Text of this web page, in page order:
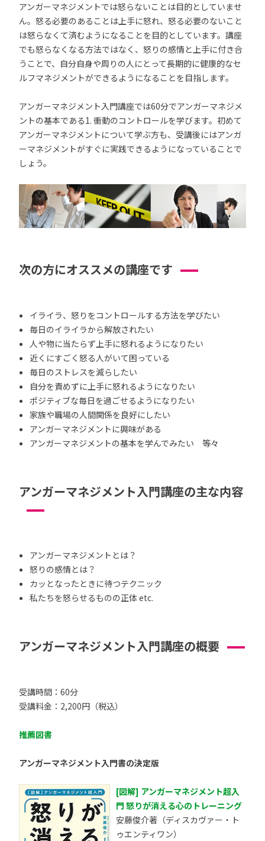
アンガーマネジメントでは怒らないことは目的としていませ
ん。怒る必要のあることは上手に怒れ、怒る必要のないこと
は怒らなくて済むようになることを目的としています。講座
でも怒らなくなる方法ではなく、怒りの感情と上手に付き合
うことで、自分自身や周りの人にとって長期的に健康的なセ
ルフマネジメントができるようになることを目指します。
アンガーマネジメント入門講座では60分でアンガーマネジメ
ントの基本である1. 衝動のコントロールを学びます。初めて
アンガーマネジメントについて学ぶ方も、受講後にはアンガ
ーマネジメントがすぐに実践できるようになっていることで
しょう。
次の方にオススメの講座です
イライラ、怒りをコントロールする方法を学びたい
毎日のイライラから解放されたい
人や物に当たらず上手に怒れるようになりたい
近くにすごく怒る人がいて困っている
毎日のストレスを減らしたい
自分を責めずに上手に怒れるようになりたい
ポジティブな毎日を過ごせるようになりたい
家族や職場の人間関係を良好にしたい
アンガーマネジメントに興味がある
アンガーマネジメントの基本を学んでみたい 等々
アンガーマネジメント入門講座の主な内容
アンガーマネジメントとは？
怒りの感情とは？
カッとなったときに待つテクニック
私たちを怒らせるものの正体 etc.
アンガーマネジメント入門講座の概要
受講時間：60分
受講料金：2,200円（税込）
推薦図書
アンガーマネジメント入門書の決定版
[図解] アンガーマネジメント超入
門 怒りが消える心のトレーニング
安藤俊介著（ディスカヴァー・ト
ゥエンティワン）